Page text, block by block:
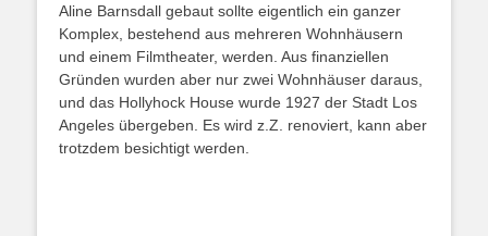
Aline Barnsdall gebaut sollte eigentlich ein ganzer
Komplex, bestehend aus mehreren Wohnhäusern
und einem Filmtheater, werden. Aus finanziellen
Gründen wurden aber nur zwei Wohnhäuser daraus,
und das Hollyhock House wurde 1927 der Stadt Los
Angeles übergeben. Es wird z.Z. renoviert, kann aber
trotzdem besichtigt werden.